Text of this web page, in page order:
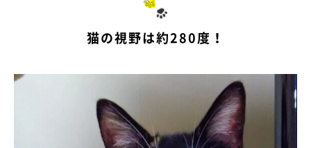
猫の視野は約280度！